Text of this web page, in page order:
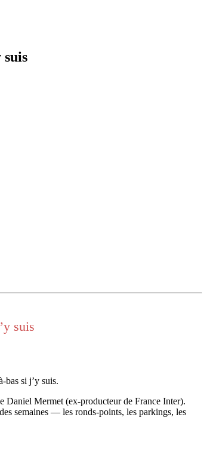
suis
suis
bas si j’y suis.
Daniel Mermet (ex-producteur de France Inter).
semaines — les ronds-points, les parkings, les